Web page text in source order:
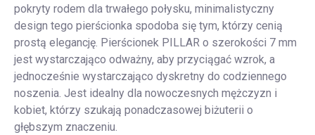
pokryty rodem dla trwałego połysku, minimalistyczny
design tego pierścionka spodoba się tym, którzy cenią
prostą elegancję. Pierścionek PILLAR o szerokości 7 mm
jest wystarczająco odważny, aby przyciągać wzrok, a
jednocześnie wystarczająco dyskretny do codziennego
noszenia. Jest idealny dla nowoczesnych mężczyzn i
kobiet, którzy szukają ponadczasowej biżuterii o
głębszym znaczeniu.